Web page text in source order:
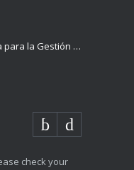
MiYOSMART, la Lente Oftálmica para la Gestión de la Miopía Infantil
check your